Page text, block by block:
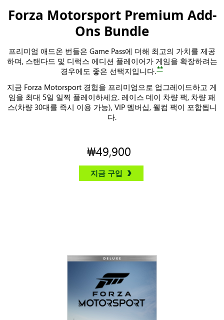
Forza Motorsport Premium Add-
Ons Bundle
프리미엄 애드온 번들은 Game Pass에 더해 최고의 가치를 제공
하며, 스탠다드 및 디럭스 에디션 플레이어가 게임을 확장하려는
경우에도 좋은 선택지입니다.**
지금 Forza Motorsport 경험을 프리미엄으로 업그레이드하고 게
임을 최대 5일 일찍 플레이하세요. 레이스 데이 차량 팩, 차량 패
스(차량 30대를 즉시 이용 가능), VIP 멤버십, 웰컴 팩이 포함됩니
다.
₩49,900
지금 구입